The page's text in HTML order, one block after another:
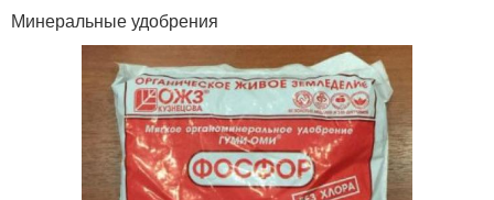
Минеральные удобрения